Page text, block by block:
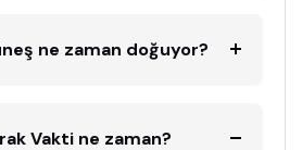
ne zaman doğuyor?
Vakti ne zaman?